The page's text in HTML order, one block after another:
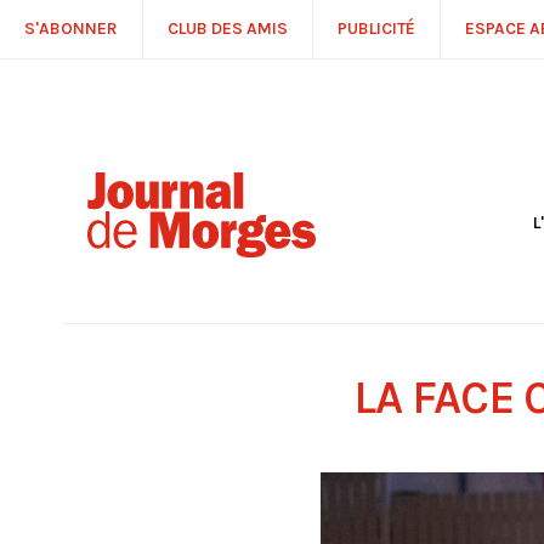
S'ABONNER CLUB DES AMIS PUBLICITÉ ESPACE
LA FACE